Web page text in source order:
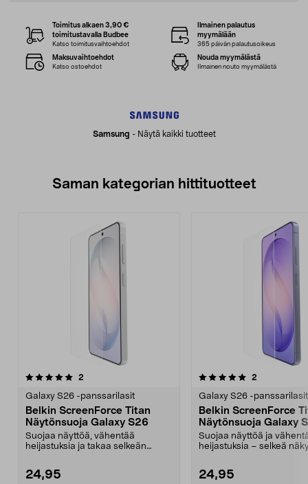
Samsung - Näytä kaikki tuotteet
Toimitus alkaen 3,90 €
toimitustavalla Budbee
Katso toimitusvaihtoehdot
Ilmainen palautus
myymälään
365 päivän palautusoikeus
Maksuvaihtoehdot
Katso ostoehdot
Nouda myymälästä
Ilmainen nouto myymälästä
Saman kategorian hittituotteet
2
Galaxy S26 -panssarilasit
Belkin ScreenForce Titan
Näytönsuoja Galaxy S26
Suojaa näyttöä, vähentää
heijastuksia ja takaa selkeän
24,95
5.0 viidestä
2
Galaxy S26 -panssarilasit
Belkin ScreenForce
Näytönsuoja Galaxy
Ultralle
Suojaa näyttöä ja
heijastuksia – selkeä
24,95
0.0 viidestä